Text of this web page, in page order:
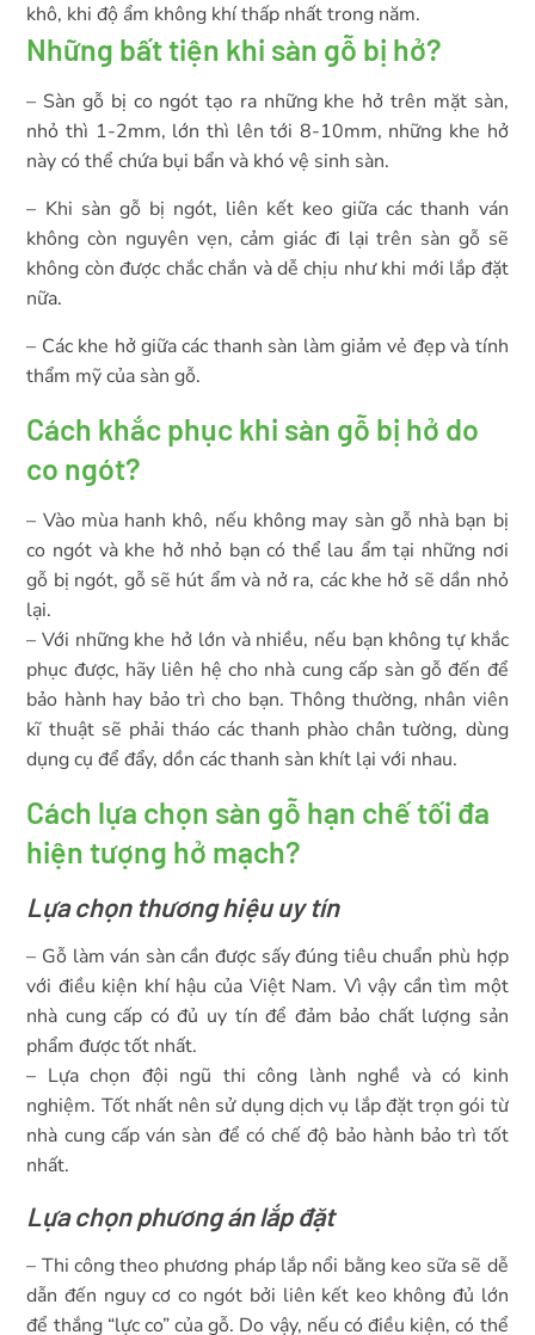
khô, khi độ ẩm không khí thấp nhất trong năm.
Những bất tiện khi sàn gỗ bị hở?
– Sàn gỗ bị co ngót tạo ra những khe hở trên mặt sàn,
nhỏ thì 1-2mm, lớn thì lên tới 8-10mm, những khe hở
này có thể chứa bụi bẩn và khó vệ sinh sàn.
– Khi sàn gỗ bị ngót, liên kết keo giữa các thanh ván
không còn nguyên vẹn, cảm giác đi lại trên sàn gỗ sẽ
không còn được chắc chắn và dễ chịu như khi mới lắp đặt
nữa.
– Các khe hở giữa các thanh sàn làm giảm vẻ đẹp và tính
thẩm mỹ của sàn gỗ.
Cách khắc phục khi sàn gỗ bị hở do
co ngót?
– Vào mùa hanh khô, nếu không may sàn gỗ nhà bạn bị
co ngót và khe hở nhỏ bạn có thể lau ẩm tại những nơi
gỗ bị ngót, gỗ sẽ hút ẩm và nở ra, các khe hở sẽ dần nhỏ
lại.
– Với những khe hở lớn và nhiều, nếu bạn không tự khắc
phục được, hãy liên hệ cho nhà cung cấp sàn gỗ đến để
bảo hành hay bảo trì cho bạn. Thông thường, nhân viên
kĩ thuật sẽ phải tháo các thanh phào chân tường, dùng
dụng cụ để đẩy, dồn các thanh sàn khít lại với nhau.
Cách lựa chọn sàn gỗ hạn chế tối đa
hiện tượng hở mạch?
Lựa chọn thương hiệu uy tín
– Gỗ làm ván sàn cần được sấy đúng tiêu chuẩn phù hợp
với điều kiện khí hậu của Việt Nam. Vì vậy cần tìm một
nhà cung cấp có đủ uy tín để đảm bảo chất lượng sản
phẩm được tốt nhất.
– Lựa chọn đội ngũ thi công lành nghề và có kinh
nghiệm. Tốt nhất nên sử dụng dịch vụ lắp đặt trọn gói từ
nhà cung cấp ván sàn để có chế độ bảo hành bảo trì tốt
nhất.
Lựa chọn phương án lắp đặt
– Thi công theo phương pháp lắp nổi bằng keo sữa sẽ dễ
dẫn đến nguy cơ co ngót bởi liên kết keo không đủ lớn
để thắng “lực co” của gỗ. Do vậy, nếu có điều kiện, có thể